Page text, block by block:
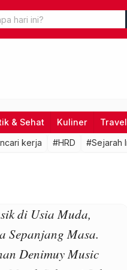
& Sehat Kuliner
kerja #HRD #Sejarah
di Usia Muda,
Sepanjang Masa.
Denimuy Music